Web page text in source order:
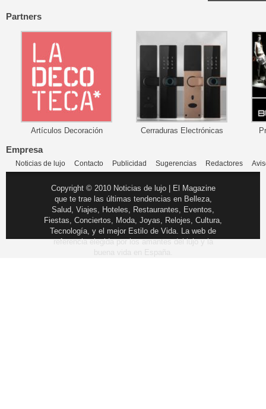
Partners
Artículos Decoración Cerraduras Electrónicas
Empresa
Noticias de lujo Contacto Publicidad Sugerencias Redactores
Copyright © 2010 Noticias de lujo | El Magazine
que te trae las últimas tendencias en Belleza,
Salud, Viajes, Hoteles, Restaurantes, Eventos,
Fiestas, Conciertos, Moda, Joyas, Relojes, Cultura,
Tecnología, y el mejor Estilo de Vida. La web de
referencia elegida por los amantes del lujo y la